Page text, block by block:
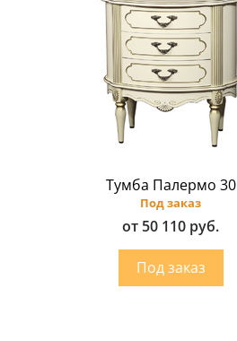
Тумба Палермо 30
Под заказ
от 50 110 руб.